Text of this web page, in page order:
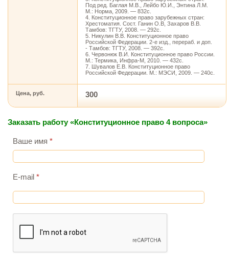
Под ред. Баглая М.В., Лейбо Ю.И., Энтина Л.М.
М.: Норма, 2009. — 832с.
4. Конституционное право зарубежных стран:
Хрестоматия. Сост. Ганин О.В, Захаров В.В.
Тамбов: ТГТУ, 2008. — 292с.
5. Никулин В.В. Конституционное право
Российской Федерации. 2-е изд., перераб. и доп.
- Тамбов: ТГТУ, 2008. — 392с.
6. Червонюк В.И. Конституционное право России.
М.: Термика, Инфра-М, 2010. — 432с.
7. Шувалов Е.В. Конституционное право
Российской Федерации. М.: МЭСИ, 2009. — 240с.
Цена, руб. 300
Заказать работу «Конституционное право 4 вопроса»
Ваше имя *
E-mail *